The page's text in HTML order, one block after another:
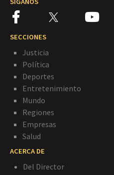
SECCIONES
Justicia
Política
Deportes
Entretenimiento
Mundo
Regiones
Empresas
Salud
ACERCA DE
Del Director